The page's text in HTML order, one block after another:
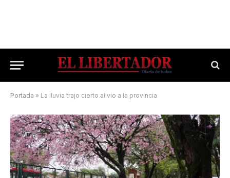
Portada » La lluvia trajo cierto alivio a la provincia